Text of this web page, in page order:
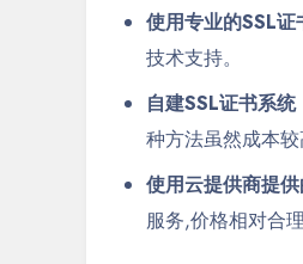
使用专业的SSL证
技术支持。
自建SSL证书系统
种方法虽然成本
使用云提供商提
服务,价格相对合